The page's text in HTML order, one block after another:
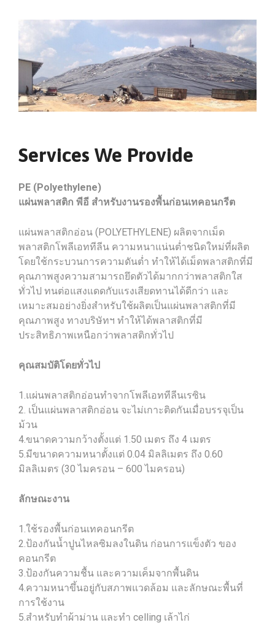
Services We Provide
PE (Polyethylene)
แผ่นพลาสติก พีอี สำหรับงานรองพื้นก่อนเทคอนกรีต
แผ่นพลาสติกอ่อน (POLYETHYLENE) ผลิตจากเม็ด
พลาสติกโพลีเอททีลีน ความหนาแน่นต่ำชนิดใหม่ที่ผลิต
โดยใช้กระบวนการความดันต่ำ ทำให้ได้เม็ดพลาสติกที่มี
คุณภาพสูงความสามารถยึดตัวได้มากกว่าพลาสติกใส
ทั่วไป ทนต่อแสงแดดกับแรงเสียดทานได้ดีกว่า และ
เหมาะสมอย่างยิ่งสำหรับใช้ผลิตเป็นแผ่นพลาสติกที่มี
คุณภาพสูง ทางบริษัทฯ ทำให้ได้พลาสติกที่มี
ประสิทธิภาพเหนือกว่าพลาสติกทั่วไป
คุณสมบัติโดยทั่วไป
1.แผ่นพลาสติกอ่อนทำจากโพลีเอททีลีนเรซิน
2. เป็นแผ่นพลาสติกอ่อน จะไม่เกาะติดกันเมื่อบรรจุเป็น
ม้วน
4.ขนาดความกว้างตั้งแต่ 1.50 เมตร ถึง 4 เมตร
5.มีขนาดความหนาตั้งแต่ 0.04 มิลลิเมตร ถึง 0.60
มิลลิเมตร (30 ไมครอน – 600 ไมครอน)
ลักษณะงาน
1.ใช้รองพื้นก่อนเทคอนกรีต
2.ป้องกันน้ำปูนไหลซิมลงในดิน ก่อนการแข็งตัว ของ
คอนกรีต
3.ป้องกันความชื้น และความเค็มจากพื้นดิน
4.ความหนาขึ้นอยู่กับสภาพแวดล้อม และลักษณะพื้นที่
การใช้งาน
5.สำหรับทำผ้าม่าน และทำ celling เล้าไก่